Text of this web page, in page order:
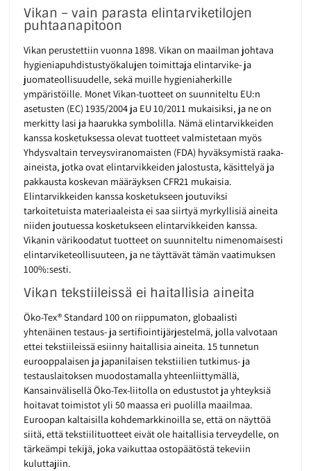
Vikan – vain parasta elintarviketilojen
puhtaanapitoon
Vikan perustettiin vuonna 1898. Vikan on maailman johtava
hygieniapuhdistustyökalujen toimittaja elintarvike- ja
juomateollisuudelle, sekä muille hygieniaherkille
ympäristöille. Monet Vikan-tuotteet on suunniteltu EU:n
asetusten (EC) 1935/2004 ja EU 10/2011 mukaisiksi, ja ne on
merkitty lasi ja haarukka symbolilla. Nämä elintarvikkeiden
kanssa kosketuksessa olevat tuotteet valmistetaan myös
Yhdysvaltain terveysviranomaisten (FDA) hyväksymistä raaka-
aineista, jotka ovat elintarvikkeiden jalostusta, käsittelyä ja
pakkausta koskevan määräyksen CFR21 mukaisia.
Elintarvikkeiden kanssa kosketukseen joutuviksi
tarkoitetuista materiaaleista ei saa siirtyä myrkyllisiä aineita
niiden joutuessa kosketukseen elintarvikkeiden kanssa.
Vikanin värikoodatut tuotteet on suunniteltu nimenomaisesti
elintarviketeollisuuteen, ja ne täyttävät tämän vaatimuksen
100%:sesti.
Vikan tekstiileissä ei haitallisia aineita
Öko-Tex® Standard 100 on riippumaton, globaalisti
yhtenäinen testaus- ja sertifiointijärjestelmä, jolla valvotaan
ettei tekstiileissä esiinny haitallisia aineita. 15 tunnetun
eurooppalaisen ja japanilaisen tekstiilien tutkimus- ja
testauslaitoksen muodostamalla yhteenliittymällä,
Kansainvälisellä Öko-Tex-liitolla on edustustot ja yhteyksiä
hoitavat toimistot yli 50 maassa eri puolilla maailmaa.
Euroopan kaltaisilla kohdemarkkinoilla se, että on näyttöä
siitä, että tekstiilituotteet eivät ole haitallisia terveydelle, on
tärkeämpi tekijä, joka vaikuttaa ostopäätöstä tekeviin
kuluttajiin.